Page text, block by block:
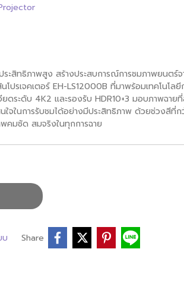
ระสิทธิภาพสูง สร้างประสบการณ์การชมภาพยนตร์จ
รเจคเตอร์ EH-LS12000B ที่มาพร้อมเทคโนโลยี
อียดระดับ 4K2 และรองรับ HDR10+3 มอบภาพฉา
ใจในการรับชมได้อย่างมีประสิทธิภาพ ด้วยช่วงสีที่
คมชัด สมจริงในทุกการฉาย
บ Share